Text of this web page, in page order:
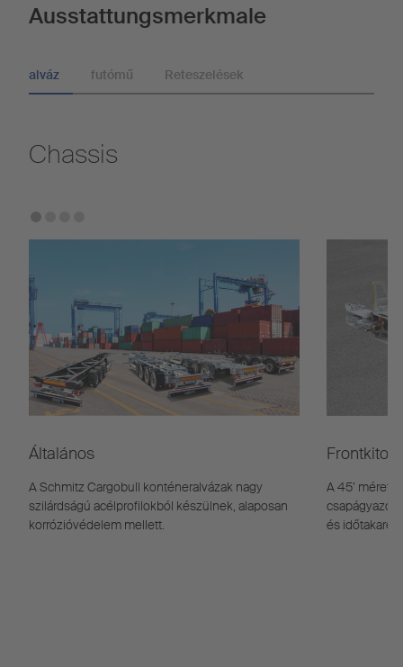
Ausstattungsmerkmale
alváz futómű Reteszelések
Chassis
Általános
A Schmitz Cargobull konténeralvázak nagy
szilárdságú acélprofilokból készülnek, alaposan
korrózióvédelem mellett.
A 45’
és